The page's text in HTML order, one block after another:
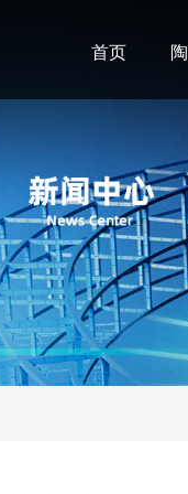
首页